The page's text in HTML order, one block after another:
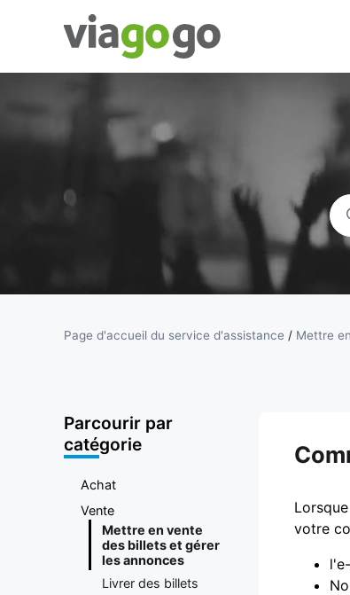
Billets -
Billet pour
concerts,
événements
sportifs et
théâtre |
plateforme
d'achat et
de vente de
billets
Page d'accueil du service d'assistance / Mettre
Parcourir par
catégorie
Achat
Vente
Mettre en vente
des billets et gérer
les annonces
Livrer des billets
votre